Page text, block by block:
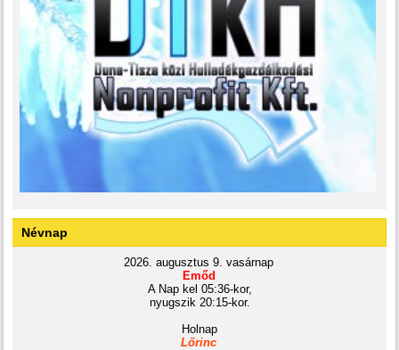
Névnap
2026. augusztus 9. vasárnap
Emőd
A Nap kel 05:36-kor,
nyugszik 20:15-kor.
Holnap
Lőrinc